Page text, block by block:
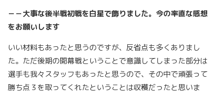
－－大事な後半戦初戦を白星で飾りました。今の率直な感想
をお願いします
いい材料もあったと思うのですが、反省点も多くありまし
た。ただ後期の開幕戦ということで意識してしまった部分は
選手も我々スタッフもあったと思うので、その中で頑張って
勝ち点３を取ってくれたということは収穫だったと思いま